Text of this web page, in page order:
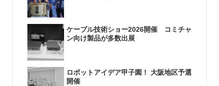
ケーブル技術ショー2026開催 コミチャ
ン向け製品が多数出展
ロボットアイデア甲子園！ 大阪地区予選
開催